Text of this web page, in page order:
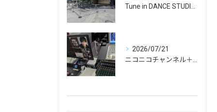
2026/07/21